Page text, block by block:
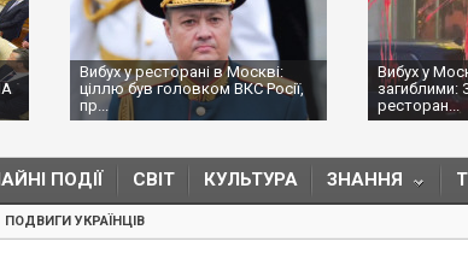
Вибух у ресторані в Москві:
ціллю був головком ВКС Росії,
пр...
Вибух у
загиблими:
ресторан...
ПОДІЇ СВІТ КУЛЬТУРА ЗНАННЯ
ПОДВИГИ УКРАЇНЦІВ